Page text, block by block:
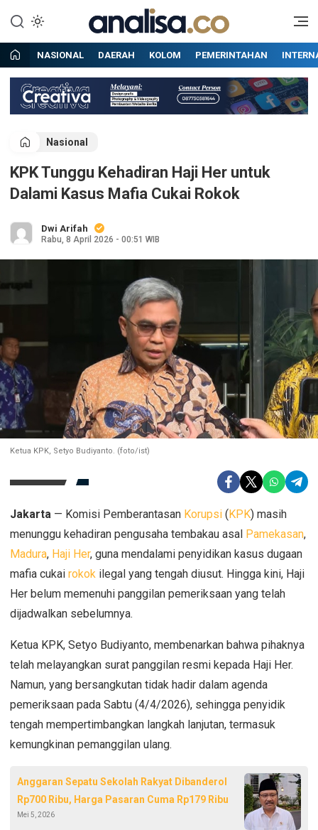
konten
Analisa
Situs berita online terpercaya
NASIONAL DAERAH KOLOM PEMERINTAHAN
Nasional
KPK Tunggu Kehadiran Haji Her untuk
Dalami Kasus Mafia Cukai Rokok
Dwi Arifah
Rabu, 8 April 2026 - 00:51 WIB
Ketua KPK, Setyo Budiyanto. (foto/ist)
Jakarta — Komisi Pemberantasan Korupsi (KPK) masih
menunggu kehadiran pengusaha tembakau asal Pamekasan,
Madura, Haji Her, guna mendalami penyidikan kasus dugaan
mafia cukai rokok ilegal yang tengah diusut. Hingga kini, Haji
Her belum memenuhi panggilan pemeriksaan yang telah
dijadwalkan sebelumnya.
Ketua KPK, Setyo Budiyanto, membenarkan bahwa pihaknya
telah melayangkan surat panggilan resmi kepada Haji Her.
Namun, yang bersangkutan tidak hadir dalam agenda
pemeriksaan pada Sabtu (4/4/2026), sehingga penyidik
tengah mempertimbangkan langkah lanjutan, termasuk
kemungkinan pemanggilan ulang.
Anggaran Sepatu Sekolah Rakyat Dibanderol
Rp700 Ribu, Harga Pasaran Cuma Rp179 Ribu
Mei 5, 2026